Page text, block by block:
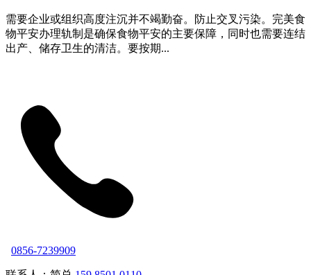
需要企业或组织高度注沉并不竭勤奋。防止交叉污染。完美食
物平安办理轨制是确保食物平安的主要保障，同时也需要连结
出产、储存卫生的清洁。要按期...
0856-7239909